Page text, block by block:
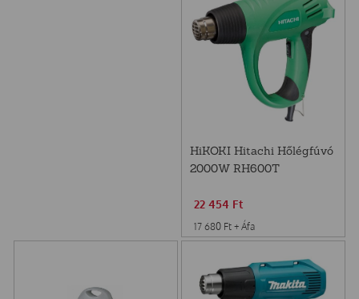
HiKOKI Hitachi Hőlégfúvó
2000W RH600T
22 454 Ft
17 680 Ft + Áfa